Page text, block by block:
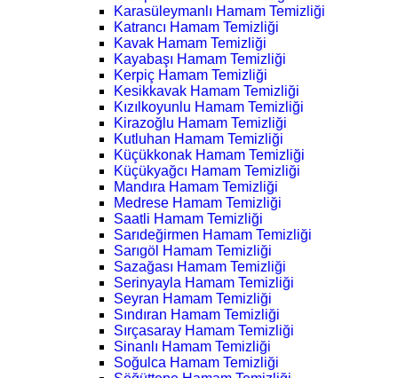
Karasüleymanlı Hamam Temizliği
Katrancı Hamam Temizliği
Kavak Hamam Temizliği
Kayabaşı Hamam Temizliği
Kerpiç Hamam Temizliği
Kesikkavak Hamam Temizliği
Kızılkoyunlu Hamam Temizliği
Kirazoğlu Hamam Temizliği
Kutluhan Hamam Temizliği
Küçükkonak Hamam Temizliği
Küçükyağcı Hamam Temizliği
Mandıra Hamam Temizliği
Medrese Hamam Temizliği
Saatli Hamam Temizliği
Sarıdeğirmen Hamam Temizliği
Sarıgöl Hamam Temizliği
Sazağası Hamam Temizliği
Serinyayla Hamam Temizliği
Seyran Hamam Temizliği
Sındıran Hamam Temizliği
Sırçasaray Hamam Temizliği
Sinanlı Hamam Temizliği
Soğulca Hamam Temizliği